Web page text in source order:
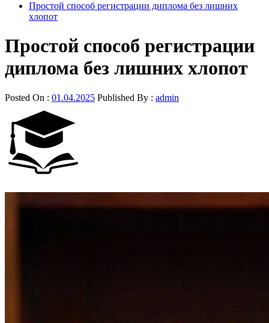
Простой способ регистрации диплома без лишних
хлопот
Простой способ регистрации
диплома без лишних хлопот
Posted On : 01.04.2025 Published By : admin